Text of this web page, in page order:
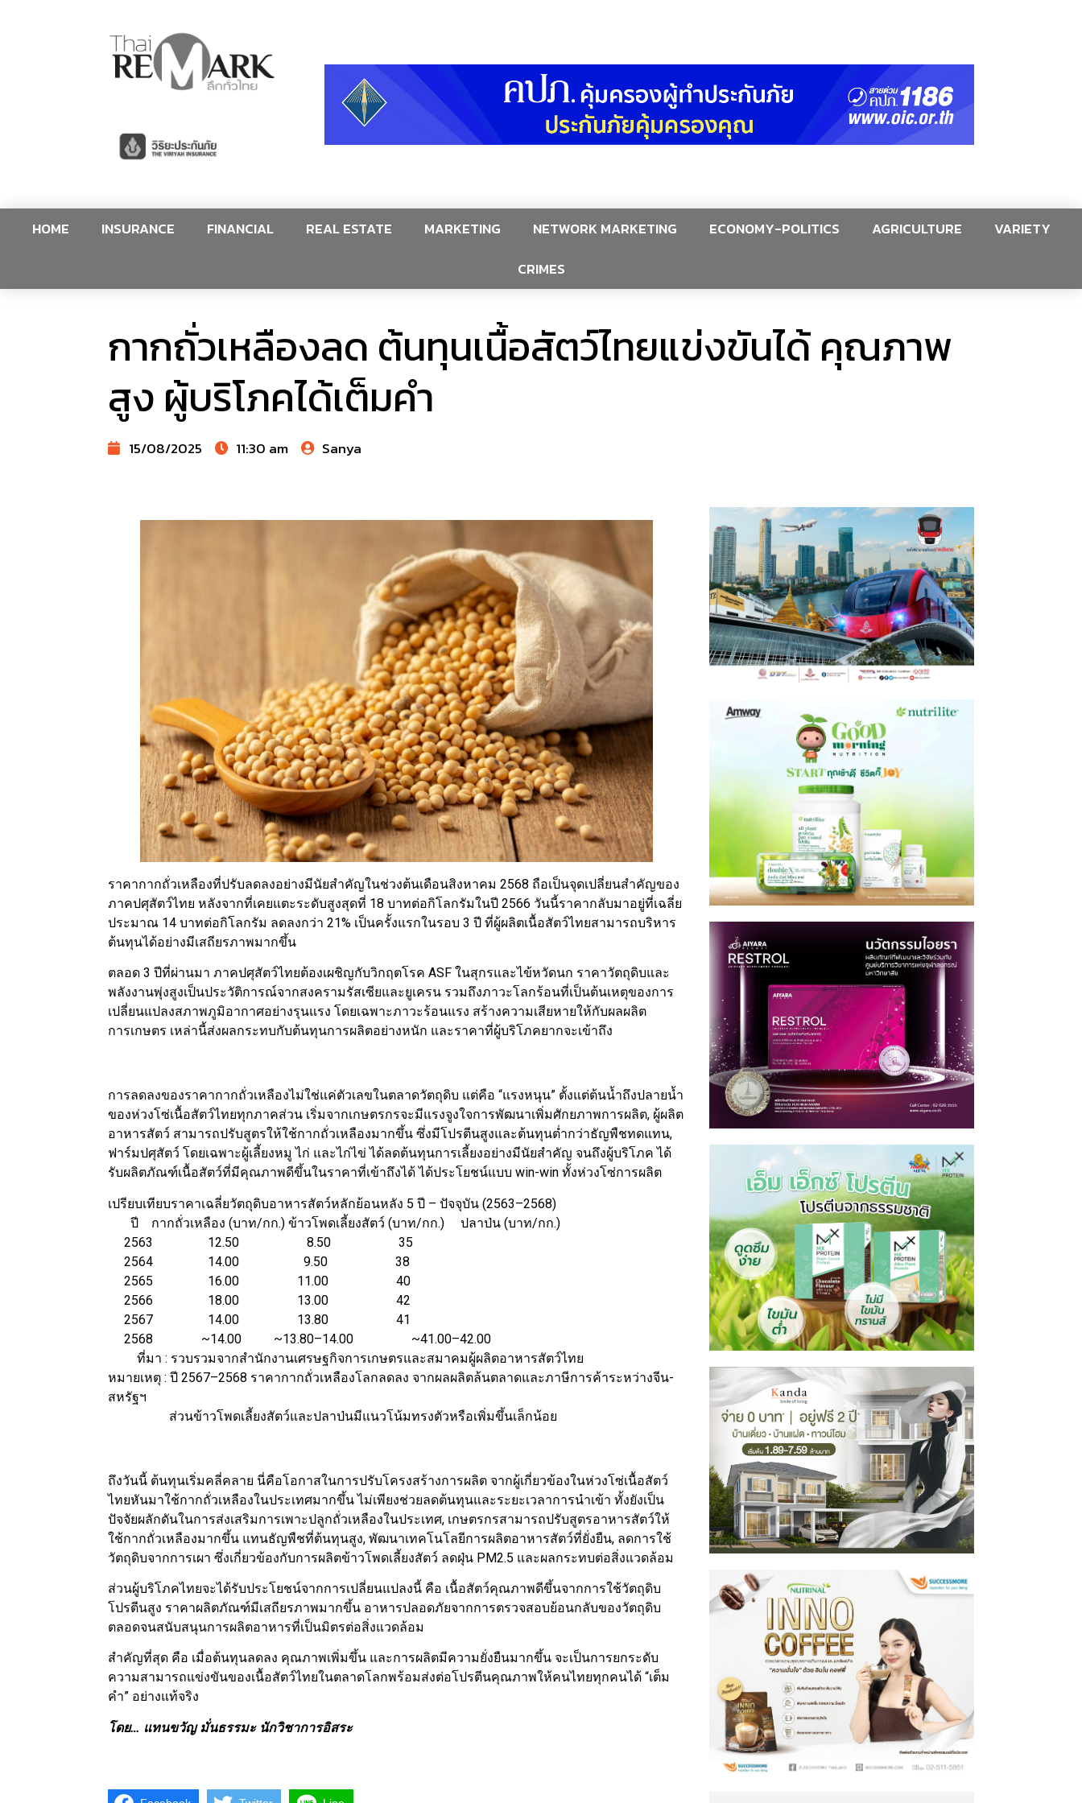
HOME INSURANCE FINANCIAL REAL ESTATE MARKETING NETWORK MARKETING ECONOMY-POLITICS AGRICULTURE
VARIETY
CRIMES
กากถั่วเหลืองลด ต้นทุนเนื้อสัตว์ไทยแข่งขันได้ คุณภาพ
สูง ผู้บริโภคได้เต็มคำ
15/08/2025 11:30 am Sanya
ราคากากถั่วเหลืองที่ปรับลดลงอย่างมีนัยสำคัญในช่วงต้นเดือนสิงหาคม 2568 ถือเป็นจุดเปลี่ยนสำคัญของ
ภาคปศุสัตว์ไทย หลังจากที่เคยแตะระดับสูงสุดที่ 18 บาทต่อกิโลกรัมในปี 2566 วันนี้ราคากลับมาอยู่ที่เฉลี่ย
ประมาณ 14 บาทต่อกิโลกรัม ลดลงกว่า 21% เป็นครั้งแรกในรอบ 3 ปี ที่ผู้ผลิตเนื้อสัตว์ไทยสามารถบริหาร
ต้นทุนได้อย่างมีเสถียรภาพมากขึ้น
ตลอด 3 ปีที่ผ่านมา ภาคปศุสัตว์ไทยต้องเผชิญกับวิกฤตโรค ASF ในสุกรและไข้หวัดนก ราคาวัตถุดิบและ
พลังงานพุ่งสูงเป็นประวัติการณ์จากสงครามรัสเซียและยูเครน รวมถึงภาวะโลกร้อนที่เป็นต้นเหตุของการ
เปลี่ยนแปลงสภาพภูมิอากาศอย่างรุนแรง โดยเฉพาะภาวะร้อนแรง สร้างความเสียหายให้กับผลผลิต
การเกษตร เหล่านี้ส่งผลกระทบกับต้นทุนการผลิตอย่างหนัก และราคาที่ผู้บริโภคยากจะเข้าถึง
การลดลงของราคากากถั่วเหลืองไม่ใช่แค่ตัวเลขในตลาดวัตถุดิบ แต่คือ “แรงหนุน” ตั้งแต่ต้นน้ำถึงปลายน้ำ
ของห่วงโซ่เนื้อสัตว์ไทยทุกภาคส่วน เริ่มจากเกษตรกรจะมีแรงจูงใจการพัฒนาเพิ่มศักยภาพการผลิต, ผู้ผลิต
อาหารสัตว์ สามารถปรับสูตรให้ใช้กากถั่วเหลืองมากขึ้น ซึ่งมีโปรตีนสูงและต้นทุนต่ำกว่าธัญพืชทดแทน,
ฟาร์มปศุสัตว์ โดยเฉพาะผู้เลี้ยงหมู ไก่ และไก่ไข่ ได้ลดต้นทุนการเลี้ยงอย่างมีนัยสำคัญ จนถึงผู้บริโภค ได้
รับผลิตภัณฑ์เนื้อสัตว์ที่มีคุณภาพดีขึ้นในราคาที่เข้าถึงได้ ได้ประโยชน์แบบ win-win ทั้งห่วงโซ่การผลิต
เปรียบเทียบราคาเฉลี่ยวัตถุดิบอาหารสัตว์หลักย้อนหลัง 5 ปี – ปัจจุบัน (2563–2568)
ปี กากถั่วเหลือง (บาท/กก.) ข้าวโพดเลี้ยงสัตว์ (บาท/กก.) ปลาป่น (บาท/กก.)
2563 12.50 8.50 35
2564 14.00 9.50 38
2565 16.00 11.00 40
2566 18.00 13.00 42
2567 14.00 13.80 41
2568 ~14.00 ~13.80–14.00 ~41.00–42.00
ที่มา : รวบรวมจากสำนักงานเศรษฐกิจการเกษตรและสมาคมผู้ผลิตอาหารสัตว์ไทย
หมายเหตุ : ปี 2567–2568 ราคากากถั่วเหลืองโลกลดลง จากผลผลิตล้นตลาดและภาษีการค้าระหว่างจีน-
สหรัฐฯ
ส่วนข้าวโพดเลี้ยงสัตว์และปลาป่นมีแนวโน้มทรงตัวหรือเพิ่มขึ้นเล็กน้อย
ถึงวันนี้ ต้นทุนเริ่มคลี่คลาย นี่คือโอกาสในการปรับโครงสร้างการผลิต จากผู้เกี่ยวข้องในห่วงโซ่เนื้อสัตว์
ไทยหันมาใช้กากถั่วเหลืองในประเทศมากขึ้น ไม่เพียงช่วยลดต้นทุนและระยะเวลาการนำเข้า ทั้งยังเป็น
ปัจจัยผลักดันในการส่งเสริมการเพาะปลูกถั่วเหลืองในประเทศ, เกษตรกรสามารถปรับสูตรอาหารสัตว์ให้
ใช้กากถั่วเหลืองมากขึ้น แทนธัญพืชที่ต้นทุนสูง, พัฒนาเทคโนโลยีการผลิตอาหารสัตว์ที่ยั่งยืน, ลดการใช้
วัตถุดิบจากการเผา ซึ่งเกี่ยวข้องกับการผลิตข้าวโพดเลี้ยงสัตว์ ลดฝุ่น PM2.5 และผลกระทบต่อสิ่งแวดล้อม
ส่วนผู้บริโภคไทยจะได้รับประโยชน์จากการเปลี่ยนแปลงนี้ คือ เนื้อสัตว์คุณภาพดีขึ้นจากการใช้วัตถุดิบ
โปรตีนสูง ราคาผลิตภัณฑ์มีเสถียรภาพมากขึ้น อาหารปลอดภัยจากการตรวจสอบย้อนกลับของวัตถุดิบ
ตลอดจนสนับสนุนการผลิตอาหารที่เป็นมิตรต่อสิ่งแวดล้อม
สำคัญที่สุด คือ เมื่อต้นทุนลดลง คุณภาพเพิ่มขึ้น และการผลิตมีความยั่งยืนมากขึ้น จะเป็นการยกระดับ
ความสามารถแข่งขันของเนื้อสัตว์ไทยในตลาดโลกพร้อมส่งต่อโปรตีนคุณภาพให้คนไทยทุกคนได้ “เต็ม
คำ” อย่างแท้จริง
โดย… แทนขวัญ มั่นธรรมะ นักวิชาการอิสระ